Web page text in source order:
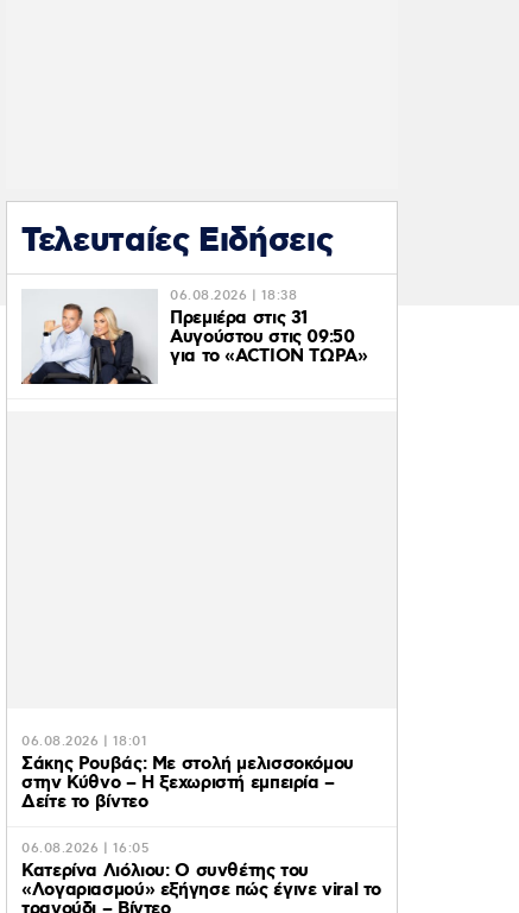
Τελευταίες Ειδήσεις
06.08.2026 | 18:38
Πρεμιέρα στις 31
Αυγούστου στις 09:50
για το «ACTION ΤΩΡΑ»
06.08.2026 | 18:01
Σάκης Ρουβάς: Με στολή μελισσοκόμου
στην Κύθνο – Η ξεχωριστή εμπειρία –
Δείτε το βίντεο
06.08.2026 | 16:05
Κατερίνα Λιόλιου: Ο συνθέτης του
«Λογαριασμού» εξήγησε πώς έγινε viral το